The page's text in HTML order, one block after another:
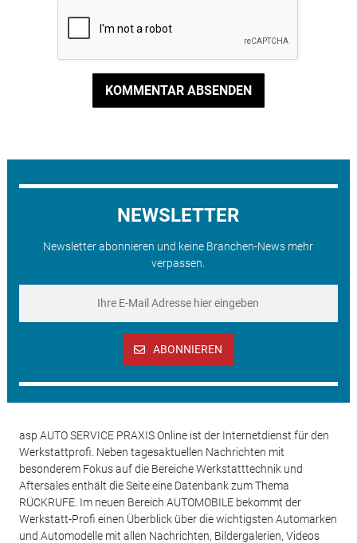
KOMMENTAR ABSENDEN
NEWSLETTER
Newsletter abonnieren und keine Branchen-News mehr
verpassen.
ABONNIEREN
asp AUTO SERVICE PRAXIS Online ist der Internetdienst für den
Werkstattprofi. Neben tagesaktuellen Nachrichten mit
besonderem Fokus auf die Bereiche Werkstatttechnik und
Aftersales enthält die Seite eine Datenbank zum Thema
RÜCKRUFE. Im neuen Bereich AUTOMOBILE bekommt der
Werkstatt-Profi einen Überblick über die wichtigsten Automarken
und Automodelle mit allen Nachrichten, Bildergalerien, Videos